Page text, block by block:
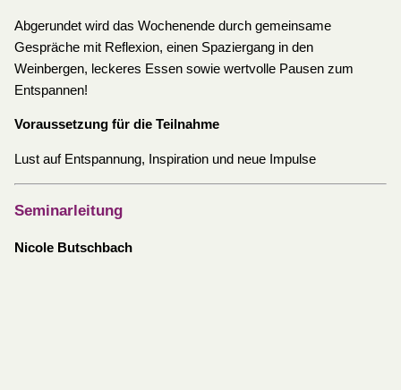
Abgerundet wird das Wochenende durch gemeinsame
Gespräche mit Reflexion, einen Spaziergang in den
Weinbergen, leckeres Essen sowie wertvolle Pausen zum
Entspannen!
Voraussetzung für die Teilnahme
Lust auf Entspannung, Inspiration und neue Impulse
Seminarleitung
Nicole Butschbach